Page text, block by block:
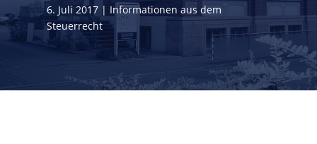
6. Juli 2017
Informationen aus dem
Steuerrecht